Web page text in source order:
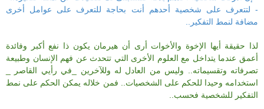
- لتتعرف على شخصية أحدهم أنت بحاجة للتعرف على عوامل أخرى
مضافة لنمط التفكير..
لذا حقيقة أيها الإخوة والأخوات أرى أن هيرمان يكون ذا نفع أكبر وفائدة
أعمق عندما يتداخل مع العلوم الأخرى التي تتحدث عن فهم الإنسان وطبيعة
تصرفاته وتقسيماته.. وليس من العادل له وللآخرين _في رأيي القاصر _
استخدامه وحيدا للحكم على الشخصيات.. فمن خلاله يمكن الحكم على نمط
التفكير للشخصية فحسب..